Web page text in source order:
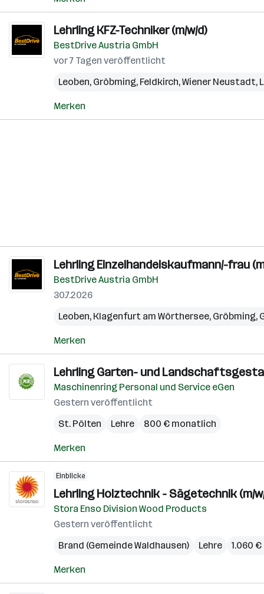
Lehrling KFZ-Techniker (m/w/d)
BestDrive Austria GmbH
vor 7 Tagen veröffentlicht
Leoben, Gröbming, Feldkirch,Wiener Neustadt,
Merken
Lehrling Einzelhandelskaufmann/-frau
BestDrive Austria GmbH
30.7.2026
Leoben, Klagenfurt am Wörthersee, Gröbming,
Merken
Lehrling Garten- und
Maschinenring Personal und Service eGen
Gestern veröffentlicht
St. Pölten
Lehre 800 € monatlich
Merken
Einblicke
Lehrling Holztechnik - Sägetechnik (m/
Stora Enso Division Wood Products
Gestern veröffentlicht
Brand (Gemeinde Waldhausen)
Lehre 1.060
Merken